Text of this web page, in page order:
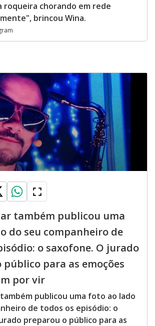
roqueira chorando em rede
brincou Wina.
também publicou uma
do seu companheiro de
o saxofone. O jurado
para as emoções
por vir
publicou uma foto ao lado
de todos os episódio: o
preparou o público para as